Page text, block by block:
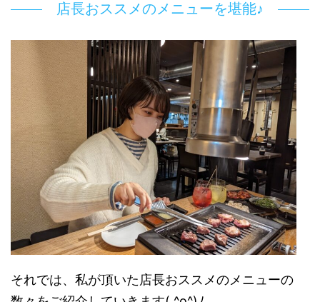
店長おススメのメニューを堪能♪
それでは、私が頂いた店長おススメのメニューの